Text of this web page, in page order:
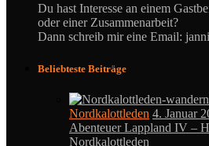
Du hast Interesse an einem
oder einer Zusammenarbeit?
Dann schreib mir eine Email:
Beliebteste Beiträge
Nordkalottleden 4. Januar
Abenteuer Lappland IV –
Nordkalottleden